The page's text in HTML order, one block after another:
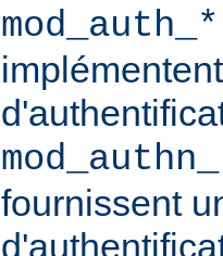
mod_auth_*
fournissent